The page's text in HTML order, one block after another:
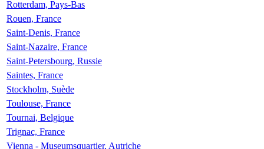
Rotterdam, Pays-Bas
Rouen, France
Saint-Denis, France
Saint-Nazaire, France
Saint-Petersbourg, Russie
Saintes, France
Stockholm, Suède
Toulouse, France
Tournai, Belgique
Trignac, France
Vienna - Museumsquartier, Autriche